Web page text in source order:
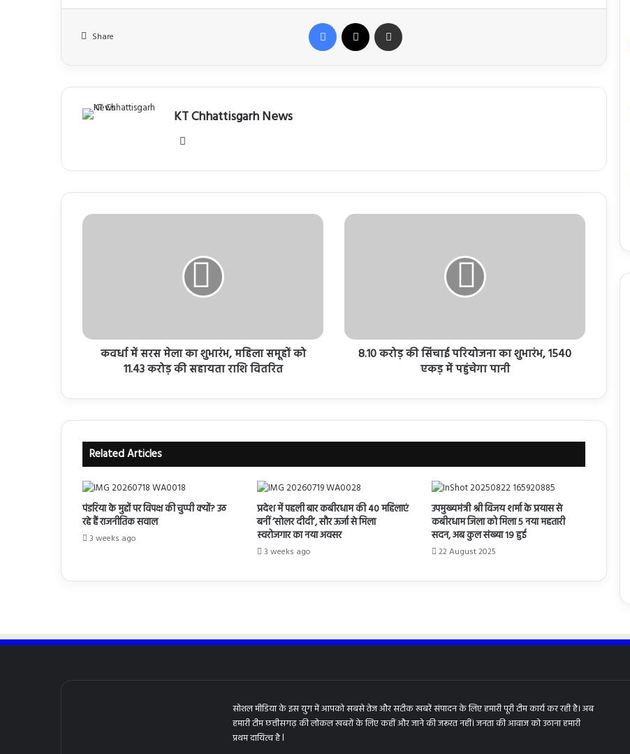
Share
Facebook
KT Chhattisgarh News
कवर्धा में सरस मेला का शुभारंभ, महिला समूहों को
11.43 करोड़ की सहायता राशि वितरित
8.10 करोड़ की सिंचाई परियोजना का शुभारंभ, 1540
एकड़ में पहुंचेगा पानी
Related Articles
पंडरिया के मुद्दों पर विपक्ष की चुप्पी क्यों? उठ
रहे हैं राजनीतिक सवाल
3 weeks ago
प्रदेश में पहली बार कबीरधाम की 40 महिलाएं
बनीं ‘सोलर दीदी’, सौर ऊर्जा से मिला
स्वरोजगार का नया अवसर
3 weeks ago
उपमुख्यमंत्री श्री विजय शर्मा के प्रयास से
कबीरधाम जिला को मिला 5 नया महतारी
सदन, अब कुल संख्या 19 हुई
22 August 2025
सोशल मीडिया के इस युग में आपको सबसे तेज और सटीक खबरें संपादन के लिए हमारी पूरी टीम कार्य कर रही है। अब
हमारी टीम छत्तीसगढ़ की लोकल खबरों के लिए कहीं और जाने की जरूरत नहीं। जनता की आवाज को उठाना हमारी
प्रथम दायित्व है l